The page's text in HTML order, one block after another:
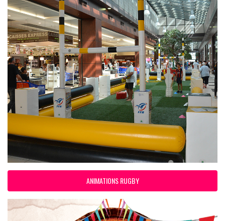
ANIMATIONS RUGBY